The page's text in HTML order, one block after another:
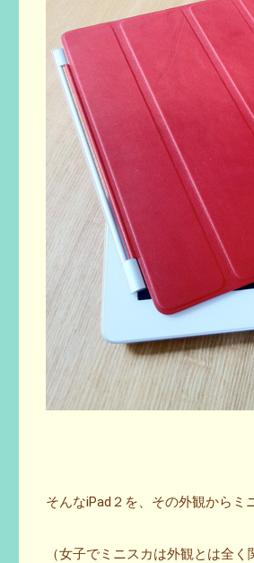
そんなiPad２を、その外観からミ
（女子でミニスカは外観とは全